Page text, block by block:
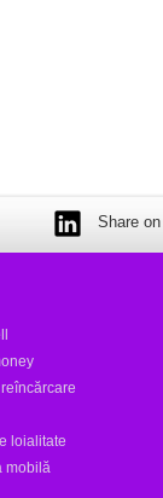
Share
loialitate
mobilă